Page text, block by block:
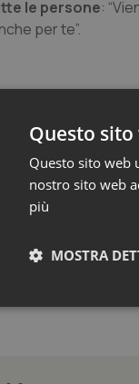
le persone:
per te”.
Italia 6,63 milioni
un gruppo o in
per un
possono
delle
Questo
Questo sito web
nostro sito web
più
MOSTRA